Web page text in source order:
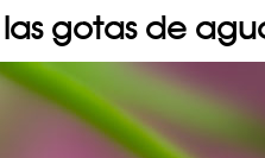
las gotas de